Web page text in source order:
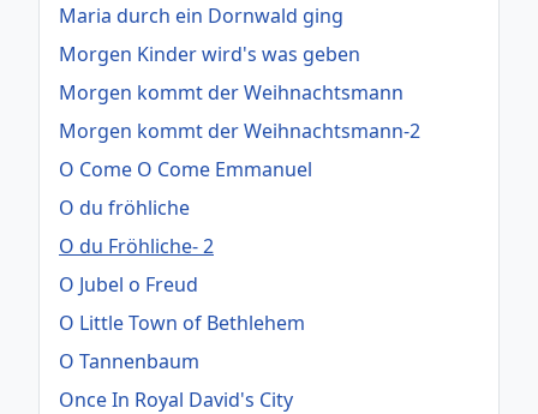
Maria durch ein Dornwald ging
Morgen Kinder wird's was geben
Morgen kommt der Weihnachtsmann
Morgen kommt der Weihnachtsmann-2
O Come O Come Emmanuel
O du fröhliche
O du Fröhliche- 2
O Jubel o Freud
O Little Town of Bethlehem
O Tannenbaum
Once In Royal David's City